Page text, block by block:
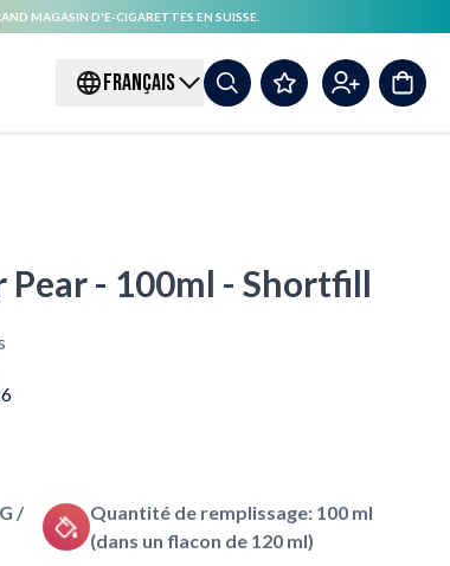
MAGASIN D'E-CIGARETTES EN SUISSE.
FRANÇAIS
Pear - 100ml - Shortfill
/
Quantité de remplissage: 100 ml
(dans un flacon de 120 ml)